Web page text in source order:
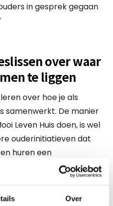
Over
in gesprek gegaan
over waar
te liggen
over hoe je als
samenwerkt. De manier
Leven Huis doen, is wel
ouderinitiatieven dat
huren een
een meer intensieve
en verlangen
De visie van het